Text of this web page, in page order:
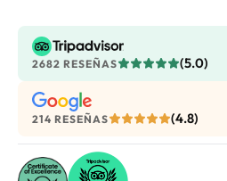
2682 RESEÑAS (5.0)
214 RESEÑAS (4.8)